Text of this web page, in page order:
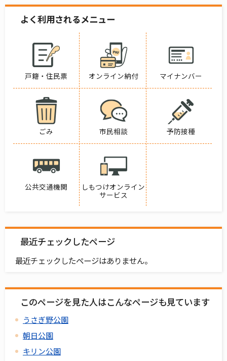
よく利用されるメニュー
戸籍・住民票 オンライン納付 マイナンバー
ごみ 市民相談 予防接種
公共交通機関
しもつけオンライン
サービス
最近チェックしたページ
最近チェックしたページはありません。
このページを見た人はこんなページも見ています
うさぎ野公園
朝日公園
キリン公園